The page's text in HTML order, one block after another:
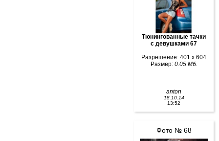
Тюнингованные тачки
с девушками 67
Разрешение: 401 x 604
Размер: 0.05 Мб.
anton
18.10.14
13:52
Фото № 68